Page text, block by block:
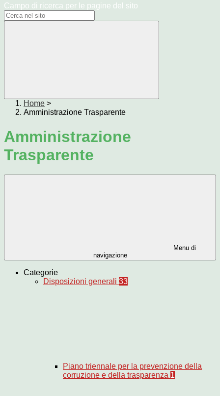
Campo di ricerca per le pagine del sito
Home >
Amministrazione Trasparente
Amministrazione
Trasparente
Menu di
navigazione
Categorie
Disposizioni generali 33
Piano triennale per la prevenzione della
corruzione e della trasparenza 1